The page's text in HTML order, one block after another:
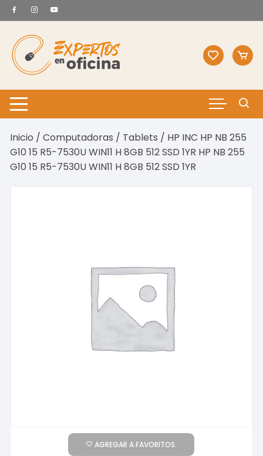
Saltar
al
contenido
Inicio /Computadoras / Tablets / HP INC HP NB 255
G10 15 R5-7530U WIN11 H 8GB 512 SSD 1YR HP NB 255
G10 15 R5-7530U WIN11 H 8GB 512 SSD 1YR
AGREGAR A FAVORITOS.